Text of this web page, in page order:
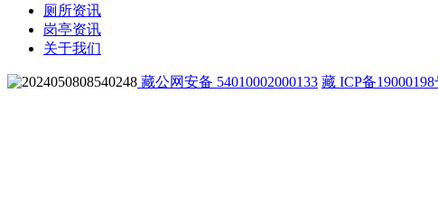
厕所资讯
岗亭资讯
关于我们
藏公网安备 54010002000133 藏 ICP备19000198